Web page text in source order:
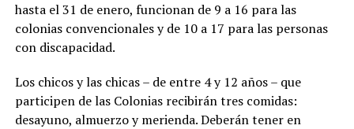
hasta el 31 de enero, funcionan de 9 a 16 para las
colonias convencionales y de 10 a 17 para las personas
con discapacidad.
Los chicos y las chicas – de entre 4 y 12 años – que
participen de las Colonias recibirán tres comidas:
desayuno, almuerzo y merienda. Deberán tener en